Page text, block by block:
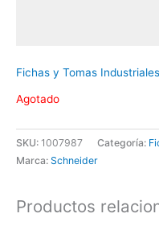
Fichas y Tomas Industriales
Agotado
SKU: 1007987 Categoría:
Marca: Schneider
Productos